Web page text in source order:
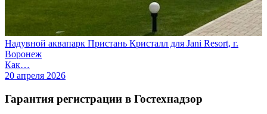
Надувной аквапарк Пристань Кристалл для Jani Resort, г.
Воронеж
Как…
20 апреля 2026
Гарантия регистрации в Гостехнадзор